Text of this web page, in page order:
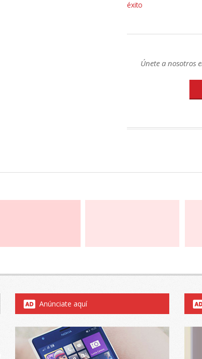
éxito
Únete a nosotros
Anúnciate aquí